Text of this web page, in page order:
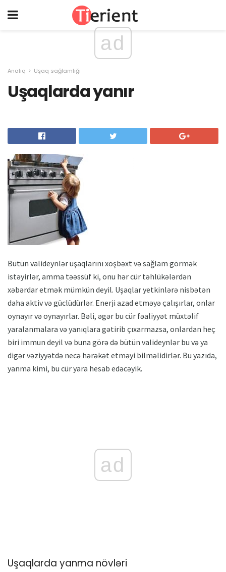
ad
Analıq Uşaq sağlamlığı
Uşaqlarda yanır
Bütün valideynlər uşaqlarını xoşbəxt və sağlam görmək
istəyirlər, amma təəssüf ki, onu hər cür təhlükələrdən
xəbərdar etmək mümkün deyil. Uşaqlar yetkinlərə nisbətən
daha aktiv və güclüdürlər. Enerji azad etməyə çalışırlar, onlar
oynayır və oynayırlar. Bəli, əgər bu cür fəaliyyət müxtəlif
yaralanmalara və yanıqlara gətirib çıxarmazsa, onlardan heç
biri immun deyil və buna görə də bütün valideynlər bu və ya
digər vəziyyətdə necə hərəkət etməyi bilməlidirlər. Bu yazıda,
yanma kimi, bu cür yara hesab edəcəyik.
ad
Uşaqlarda yanma növləri